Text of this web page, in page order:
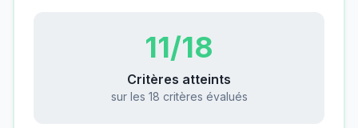
11/18
Critères atteints
sur les 18 critères évalués